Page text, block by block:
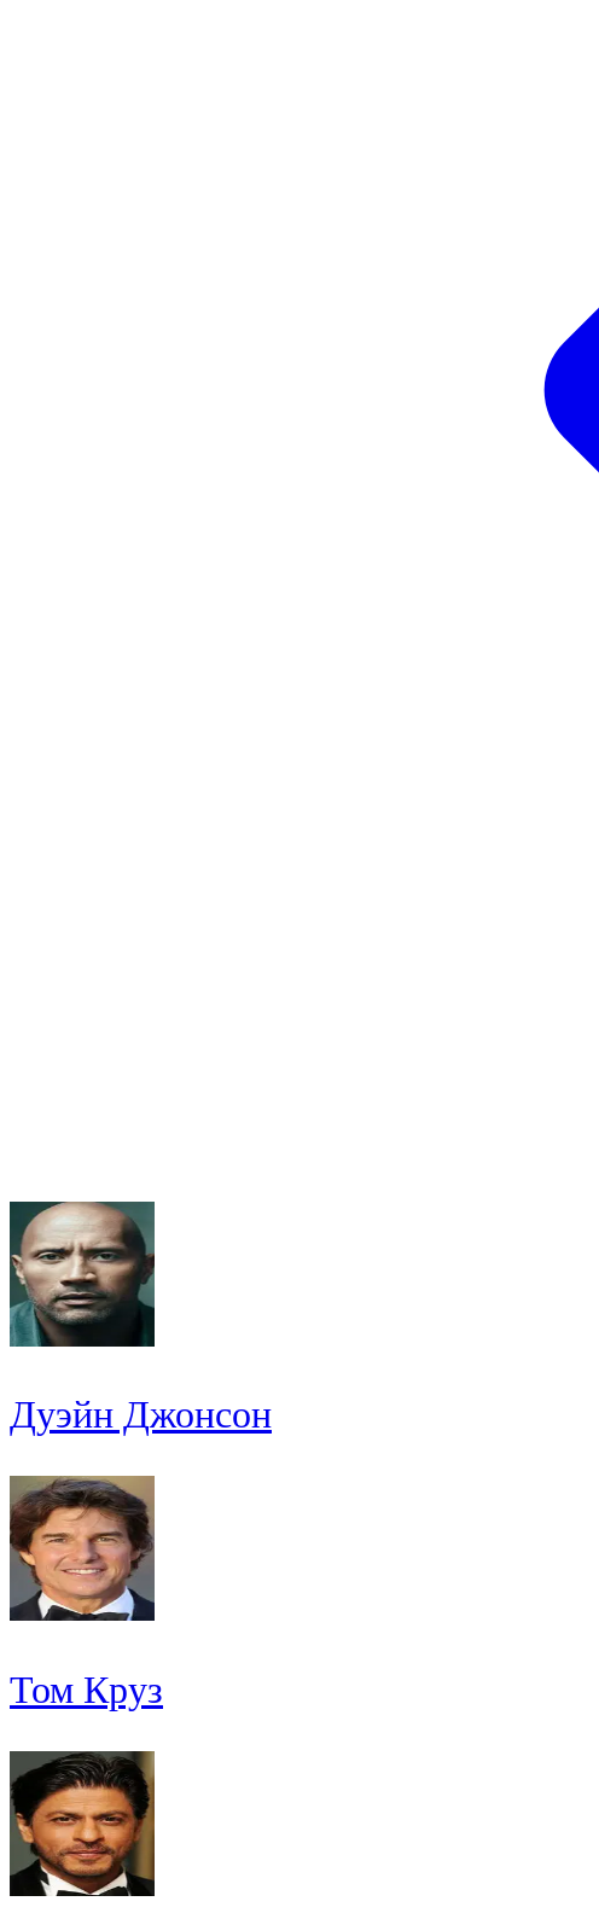
Дуэйн Джонсон
Том Круз